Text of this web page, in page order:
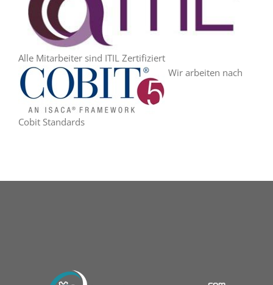
Alle Mitarbeiter sind ITIL Zertifiziert
Wir arbeiten nach
Cobit Standards